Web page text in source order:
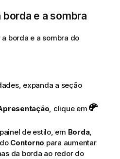
borda e a sombra
borda e a sombra do
expanda a seção
, clique em
de estilo, em Borda,
Contorno para aumentar
da borda ao redor do